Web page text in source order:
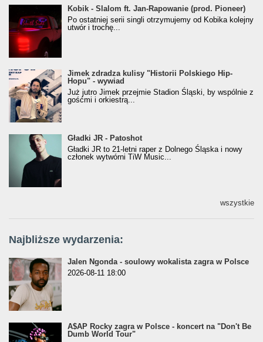
Kobik - Slalom ft. Jan-Rapowanie (prod. Pioneer)
[Official Music Visualiser]
Kobik - Slalom ft. Jan-Rapowanie (prod. Pioneer)
Po ostatniej serii singli otrzymujemy od Kobika kolejny
utwór i trochę...
Jimek zdradza kulisy "Historii Polskiego Hip-
Hopu" - wywiad
Jimek zdradza kulisy "Historii Polskiego Hip-
Hopu" - wywiad
Już jutro Jimek przejmie Stadion Śląski, by wspólnie z
gośćmi i orkiestrą...
Gładki JR - Patoshot
Gładki JR - Patoshot
Gładki JR to 21-letni raper z Dolnego Śląska i nowy
członek wytwórni TiW Music...
wszystkie
Najbliższe wydarzenia:
Jalen Ngonda - soulowy wokalista zagra w Polsce
2026-08-11 18:00
A$AP Rocky zagra w Polsce - koncert na "Don't Be
Dumb World Tour"